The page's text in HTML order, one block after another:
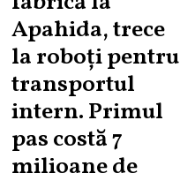
T
7
2
Apahida, trece
la roboți pentru
transportul
intern. Primul
pas costă 7